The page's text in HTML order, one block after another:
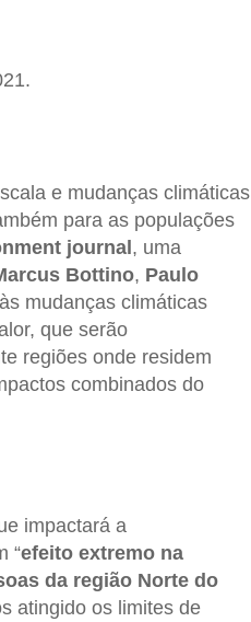
e mudanças climáticas
para as populações
journal , uma
Bottino, Paulo
mudanças climáticas
que serão
regiões onde residem
combinados do
impactará a
“efeito extremo na
da região Norte do
atingido os limites de